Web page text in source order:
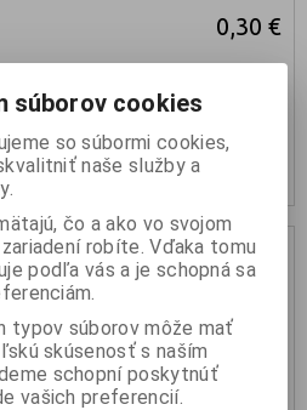
0,30 €
KÚPIŤ
súborov cookies
so súbormi cookies,
naše služby a
čo a ako vo svojom
robíte. Vďaka tomu
podľa vás a je schopná sa
typov súborov môže mať
skúsenosť s naším
schopní poskytnúť
vašich preferencií.